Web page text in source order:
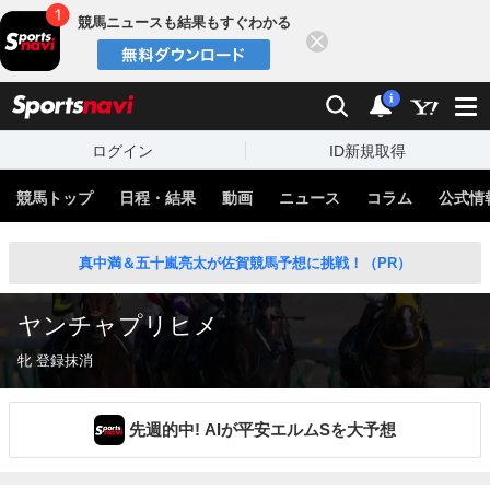
競馬ニュースも結果もすぐわかる
検索 通知
i
ログイン ID新規取得
競馬トップ 日程・結果 動画 ニュース コラム 公式情
真中満＆五十嵐亮太が佐賀競馬予想に挑戦！（PR）
ヤンチャプリヒメ
牝 登録抹消
先週的中! AIが平安エルムSを大予想